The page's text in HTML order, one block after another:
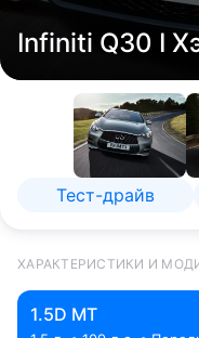
Infiniti Q30 I
Тест-драйв
ХАРАКТЕРИСТИКИ И
1.5D MT